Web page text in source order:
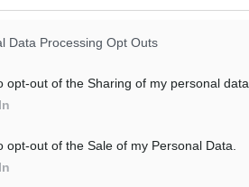
Data Processing Opt Outs
opt-out of the Sharing of my personal data.
opt-out of the Sale of my Personal Data.
Κυριακή τα σπουδαία